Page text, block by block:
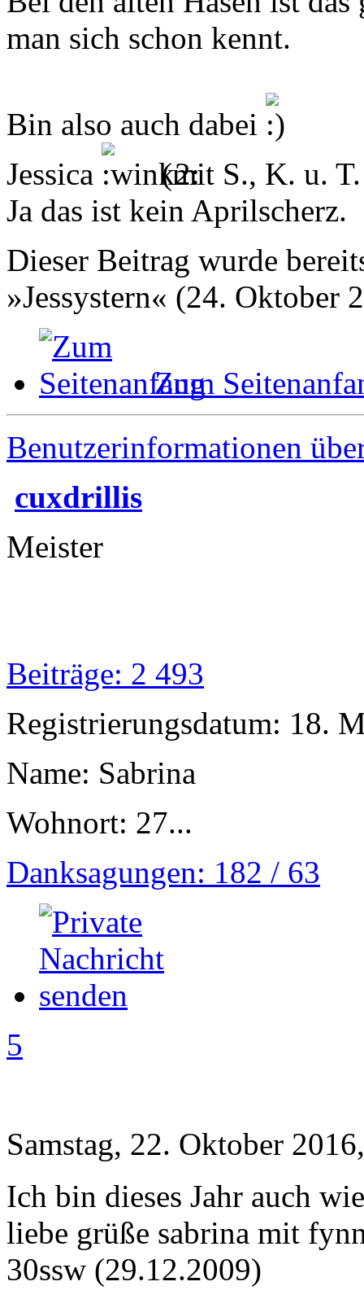
man sich schon kennt.
Bin also auch dabei
Jessica
(mit S., K. u.
Ja das ist kein Aprilscherz.
Dieser Beitrag wurde
»Jessystern« (24. Oktober
Zum
Benutzerinformationen
cuxdrillis
Meister
Beiträge: 2 493
Registrierungsdatum: 18.
Name: Sabrina
Wohnort: 27...
Danksagungen: 182 / 63
5
Samstag, 22. Oktober
Ich bin dieses Jahr auch
liebe grüße sabrina mit
30ssw (29.12.2009)